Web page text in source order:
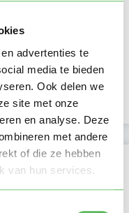
advertenties te
media te bieden
Ook delen we
site met onze
en analyse. Deze
met andere
of die ze hebben
van hun services.
02-03-2026